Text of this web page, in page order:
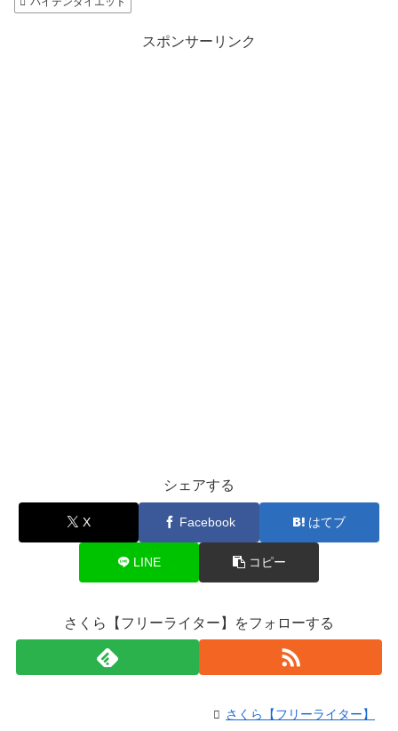
スポンサーリンク
シェアする
X Facebook はてブ
LINE コピー
さくら【フリーライター】をフォローする
さくら【フリーライター】